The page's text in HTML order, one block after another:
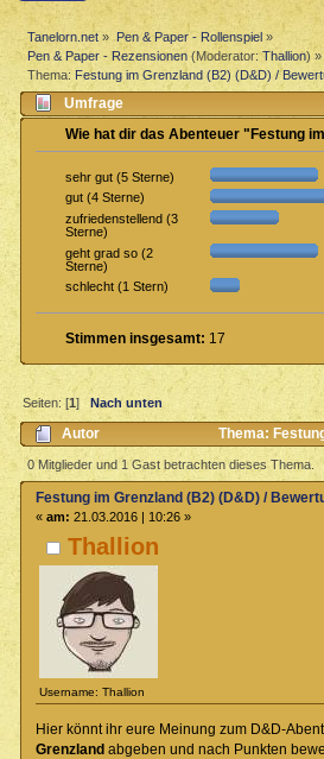
Tanelorn.net » Pen & Paper - Rollenspiel»
Pen & Paper - Rezensionen(Moderator:Thallion) »
Thema:Festung im Grenzland (B2) (D&D) /
Umfrage
Wie hat dir das Abenteuer "Festung
sehr gut (5 Sterne)
gut (4 Sterne)
zufriedenstellend (3
Sterne)
geht grad so (2
Sterne)
schlecht (1 Stern)
Stimmen insgesamt: 17
Seiten: [1] Nach unten
Autor
Thema:
/ Bewertung & Rezensionen (Gelesen 5392
0 Mitglieder und 1 Gast betrachten dieses Thema.
Thallion
Username: Thallion
Festung im Grenzland (B2) (D&D) /
« am: 21.03.2016 | 10:26 »
Hier könnt ihr eure Meinung zum D&D-
Grenzlandabgeben und nach Punkten